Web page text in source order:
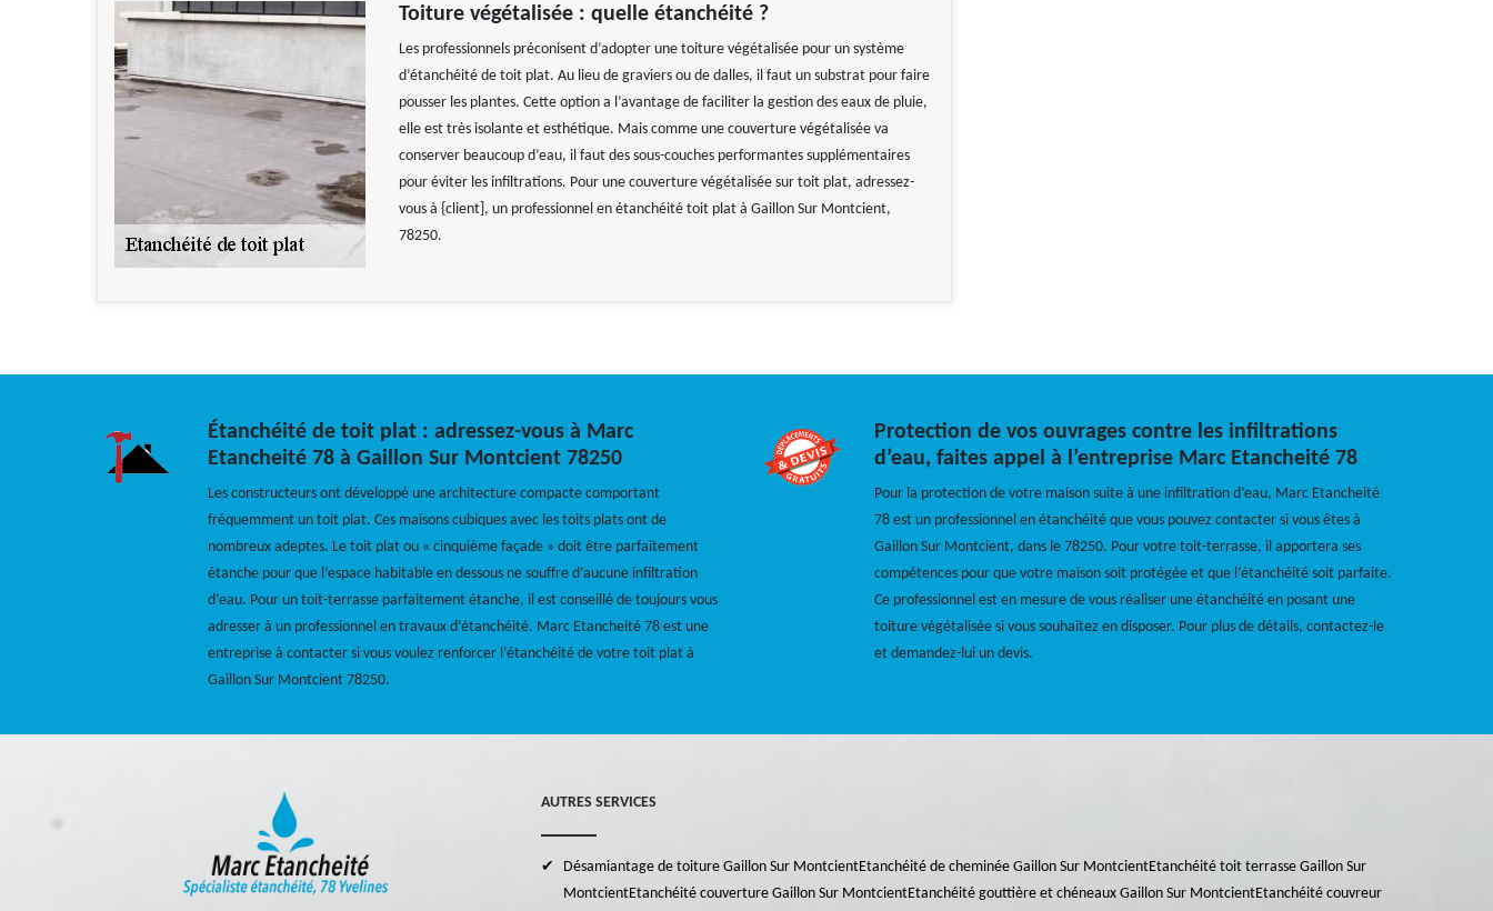
Toiture végétalisée : quelle étanchéité ?
Les professionnels préconisent d’adopter une toiture végétalisée pour un système
d’étanchéité de toit plat. Au lieu de graviers ou de dalles, il faut un substrat pour faire
pousser les plantes. Cette option a l’avantage de faciliter la gestion des eaux de pluie,
elle est très isolante et esthétique. Mais comme une couverture végétalisée va
conserver beaucoup d’eau, il faut des sous-couches performantes supplémentaires
pour éviter les infiltrations. Pour une couverture végétalisée sur toit plat, adressez-
vous à {client], un professionnel en étanchéité toit plat à Gaillon Sur Montcient,
78250.
Étanchéité de toit plat : adressez-vous à Marc
Etancheité 78 à Gaillon Sur Montcient 78250
Les constructeurs ont développé une architecture compacte comportant
fréquemment un toit plat. Ces maisons cubiques avec les toits plats ont de
nombreux adeptes. Le toit plat ou « cinquième façade » doit être parfaitement
étanche pour que l’espace habitable en dessous ne souffre d’aucune infiltration
d’eau. Pour un toit-terrasse parfaitement étanche, il est conseillé de toujours vous
adresser à un professionnel en travaux d’étanchéité. Marc Etancheité 78 est une
entreprise à contacter si vous voulez renforcer l’étanchéité de votre toit plat à
Gaillon Sur Montcient 78250.
Protection de vos ouvrages contre les infiltrations
d’eau, faites appel à l’entreprise Marc Etancheité 78
Pour la protection de votre maison suite à une infiltration d’eau, Marc Etancheité
78 est un professionnel en étanchéité que vous pouvez contacter si vous êtes à
Gaillon Sur Montcient, dans le 78250. Pour votre toit-terrasse, il apportera ses
compétences pour que votre maison soit protégée et que l’étanchéité soit parfaite.
Ce professionnel est en mesure de vous réaliser une étanchéité en posant une
toiture végétalisée si vous souhaitez en disposer. Pour plus de détails, contactez-le
et demandez-lui un devis.
AUTRES SERVICES
Désamiantage de toiture Gaillon Sur MontcientEtanchéité de cheminée Gaillon Sur MontcientEtanchéité toit terrasse Gaillon Sur
MontcientEtanchéité couverture Gaillon Sur MontcientEtanchéité gouttière et chéneaux Gaillon Sur MontcientEtanchéité couvreur